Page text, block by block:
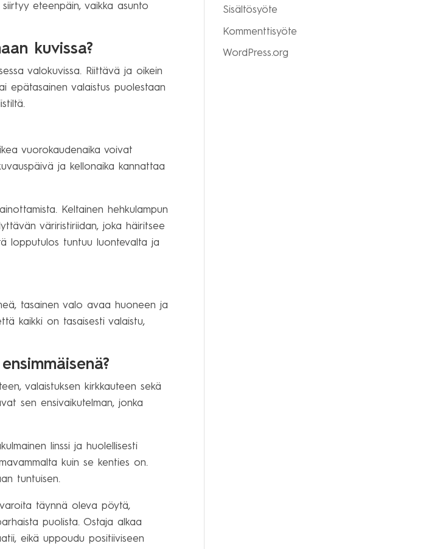
eteenpäin, vaikka asunto
kuvissa?
valokuvissa. Riittävä ja oikein
epätasainen valaistus puolestaan
vuorokaudenaika voivat
ja kellonaika kannattaa
Keltainen hehkulampun
väriristiriidan, joka häiritsee
lopputulos tuntuu luontevalta ja
tasainen valo avaa huoneen ja
kaikki on tasaisesti valaistu,
valaistuksen kirkkauteen sekä
sen ensivaikutelman, jonka
linssi ja huolellisesti
kuin se kenties on.
tuntuisen.
täynnä oleva pöytä,
puolista. Ostaja alkaa
eikä uppoudu positiiviseen
Sisältösyöte
Kommenttisyöte
WordPress.org